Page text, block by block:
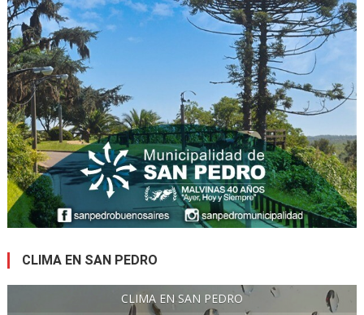
CLIMA EN SAN PEDRO
CLIMA EN SAN PEDRO